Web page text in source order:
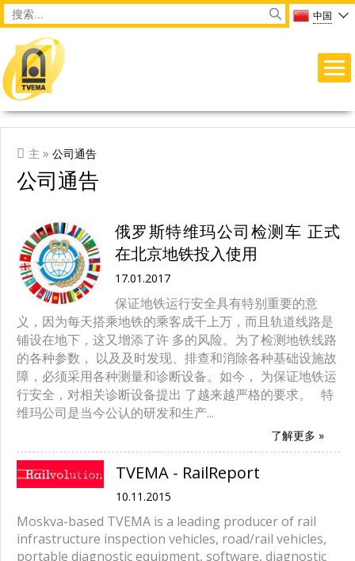
Перейти к основному содержанию
中国
Форма поиска
Main menu
ВЫ ЗДЕСЬ
主 » 公司通告
公司通告
俄罗斯特维玛公司检测车 正式
在北京地铁投入使用
17.01.2017
保证地铁运行安全具有特别重要的意
义，因为每天搭乘地铁的乘客成千上万，而且轨道线路是
铺设在地下，这又增添了许 多的风险。为了检测地铁线路
的各种参数， 以及及时发现、排查和消除各种基础设施故
障，必须采用各种测量和诊断设备。如今， 为保证地铁运
行安全，对相关诊断设备提出 了越来越严格的要求。 特
维玛公司是当今公认的研发和生产...
了解更多 »
TVEMA - RailReport
10.11.2015
Moskva-based TVEMA is a leading producer of rail
infrastructure inspection vehicles, road/rail vehicles,
portable diagnostic equipment, software, diagnostic